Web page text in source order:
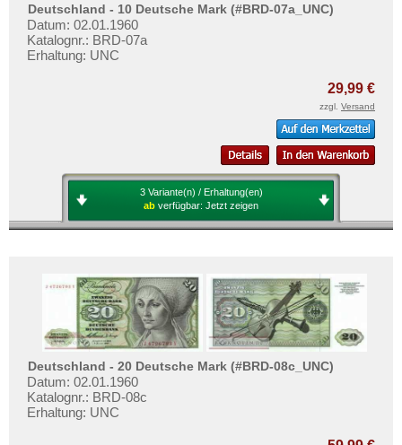
Deutsche Nebengebiete
Wert- und Steuergutscheine (1933-1934)
Reichsbahn und Reichspost
Testbanknoten
Banknotenbriefe
Kataloge
Kontakt
Informationen
Ankauf
Erhaltungsgrade
Gratisbanknoten
FAQ
Mehr über...
Deutschland - 10 Deutsche Mark (#BRD-07a_UNC)
Datum: 02.01.1960
Katalognr.: BRD-07a
Erhaltung: UNC
29,99 €
zzgl. Versand
3 Variante(n) / Erhaltung(en)
ab verfügbar: Jetzt zeigen
Deutschland - 20 Deutsche Mark (#BRD-08c_UNC)
Datum: 02.01.1960
Katalognr.: BRD-08c
Erhaltung: UNC